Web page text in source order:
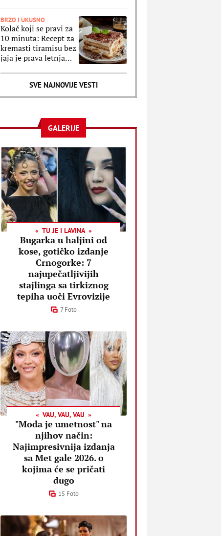
godinu
BRZO I UKUSNO
Kolač koji se pravi za
10 minuta: Recept za
kremasti tiramisu bez
jaja je prava letnja
SVE NAJNOVIJE VESTI
GALERIJE
TU JE I LAVINA
Bugarka u haljini od
kose, gotičko izdanje
Crnogorke: 7
najupečatljivijih
stajlinga sa tirkiznog
tepiha uoči Evrovizije
7 Foto
VAU, VAU, VAU
"Moda je umetnost" na
njihov način:
Najimpresivnija izdanja
sa Met gale 2026. o
kojima će se pričati
dugo
15 Foto